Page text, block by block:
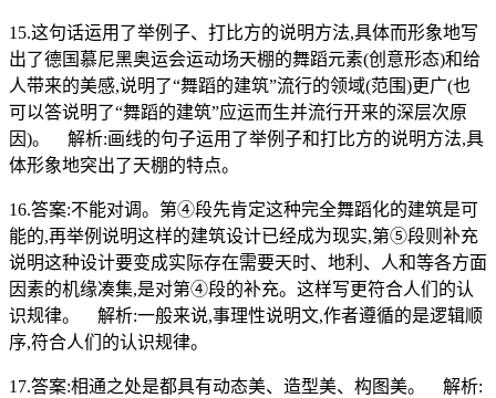
15.这句话运用了举例子、打比方的说明方法,具体而形象地写
出了德国慕尼黑奥运会运动场天棚的舞蹈元素(创意形态)和给
人带来的美感,说明了“舞蹈的建筑”流行的领域(范围)更广(也
可以答说明了“舞蹈的建筑”应运而生并流行开来的深层次原
因)。 解析:画线的句子运用了举例子和打比方的说明方法,具
体形象地突出了天棚的特点。
16.答案:不能对调。第④段先肯定这种完全舞蹈化的建筑是可
能的,再举例说明这样的建筑设计已经成为现实,第⑤段则补充
说明这种设计要变成实际存在需要天时、地利、人和等各方面
因素的机缘凑集,是对第④段的补充。这样写更符合人们的认
识规律。 解析:一般来说,事理性说明文,作者遵循的是逻辑顺
序,符合人们的认识规律。
17.答案:相通之处是都具有动态美、造型美、构图美。 解析: